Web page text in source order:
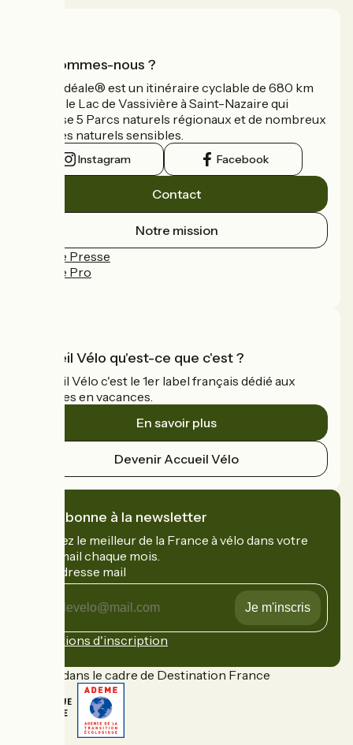
Qui sommes-nous ?
La Vélidéale® est un itinéraire cyclable de 680 km
reliant le Lac de Vassivière à Saint-Nazaire qui
traverse 5 Parcs naturels régionaux et de nombreux
espaces naturels sensibles.
Instagram Facebook
Contact
Notre mission
Espace Presse
Espace Pro
Accueil Vélo qu'est-ce que c'est ?
Accueil Vélo c'est le 1er label français dédié aux
cyclistes en vacances.
En savoir plus
Devenir Accueil Vélo
Je m'abonne à la newsletter
Recevez le meilleur de la France à vélo dans votre
boîte mail chaque mois.
Mon adresse mail
adresse
Conditions d'inscription
Financé dans le cadre de Destination France